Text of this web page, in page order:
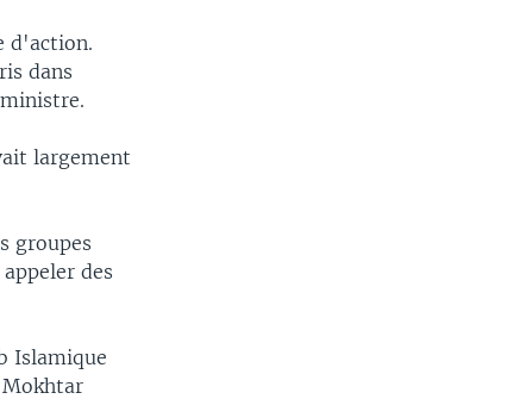
d'action.
dans
largement
groupes
des
Islamique